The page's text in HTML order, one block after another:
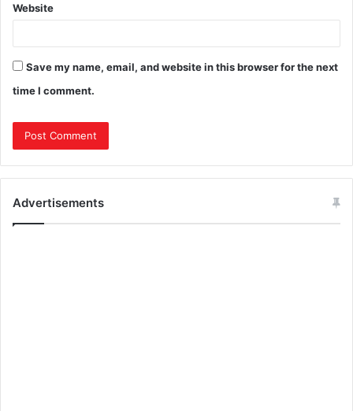
Website
Save my name, email, and website in this browser for the next
time I comment.
Advertisements